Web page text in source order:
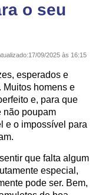
o seu
17/09/2025 às 16:15
esperados e
Muitos homens e
e, para que
não poupam
e o impossível para
que falta algum
especial,
pode ser. Bem,